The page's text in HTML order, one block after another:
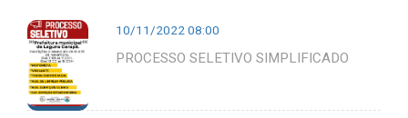
10/11/2022 08:00
PROCESSO SELETIVO SIMPLIFICADO